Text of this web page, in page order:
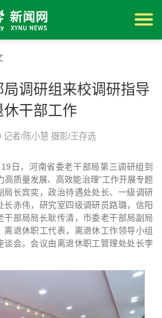
调研组来校调研指导
休干部工作
记者/陈小慧 摄影/王存选
日，河南省委老干部局第三调研组到
高质量发展、高效能治理”工作开展专题
局长宾奕，政治待遇处处长、一级调研
长赤伟，研究室四级调研员路璐，信阳
干部局局长耿传清，市委老干部局副局
退休职工代表，离退休工作领导小组
谈会。会议由离退休职工管理处处长李